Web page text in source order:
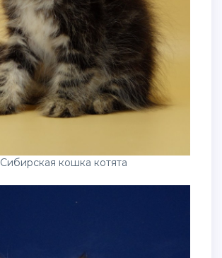
Сибирская кошка котята